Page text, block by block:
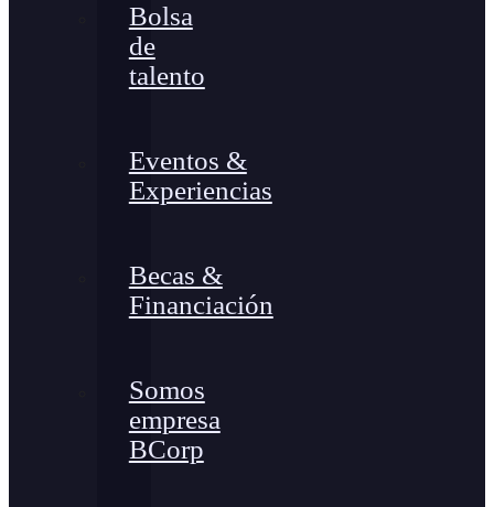
Bolsa
de
talento
Eventos &
Experiencias
Becas &
Financiación
Somos
empresa
BCorp